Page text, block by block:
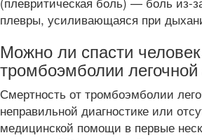
плевры, усиливающаяся при
Можно ли спасти
тромбоэмболии легочной
Смертность от тромбоэмболии
неправильной диагностике или
медицинской помощи в первые